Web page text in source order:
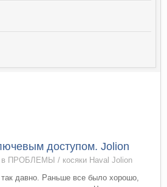
доступом. Jolion
ПРОБЛЕМЫ / косяки Haval Jolion
давно. Раньше все было хорошо,